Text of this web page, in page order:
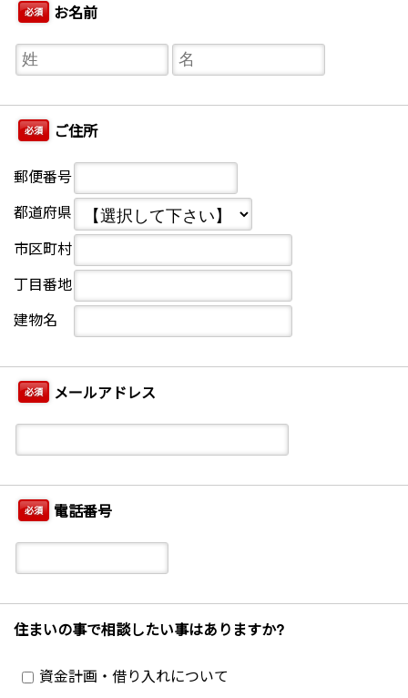
必須 お名前
必須 ご住所
郵便番号
都道府県
市区町村
丁目番地
建物名
必須 メールアドレス
必須 電話番号
住まいの事で相談したい事はありますか?
資金計画・借り入れについて